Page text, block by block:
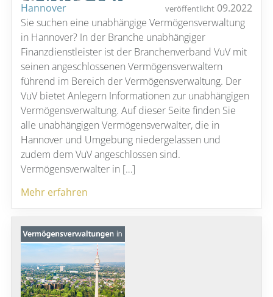
Hannover veröffentlicht09.2022
Sie suchen eine unabhängige Vermögensverwaltung
in Hannover? In der Branche unabhängiger
Finanzdienstleister ist der Branchenverband VuV mit
seinen angeschlossenen Vermögensverwaltern
führend im Bereich der Vermögensverwaltung. Der
VuV bietet Anlegern Informationen zur unabhängigen
Vermögensverwaltung. Auf dieser Seite finden Sie
alle unabhängigen Vermögensverwalter, die in
Hannover und Umgebung niedergelassen und
zudem dem VuV angeschlossen sind.
Vermögensverwalter in […]
Mehr erfahren